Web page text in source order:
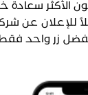
الأكثر سعادة
للإعلان عن
زر واحد